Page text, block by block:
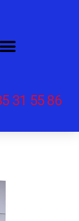
31 55 86